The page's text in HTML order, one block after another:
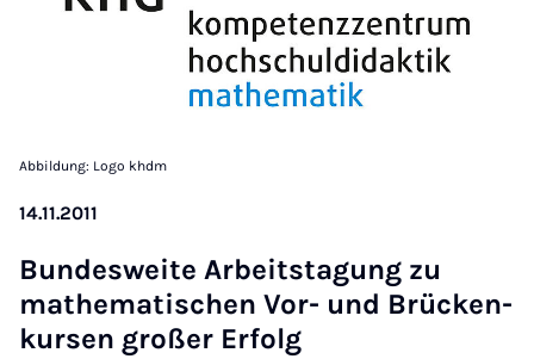
Abbildung: Logo khdm
14.11.2011
Bundes­weite Arbeit­sta­gung zu
math­em­at­ischen Vor- und Brück­en­
kur­sen großer Er­folg